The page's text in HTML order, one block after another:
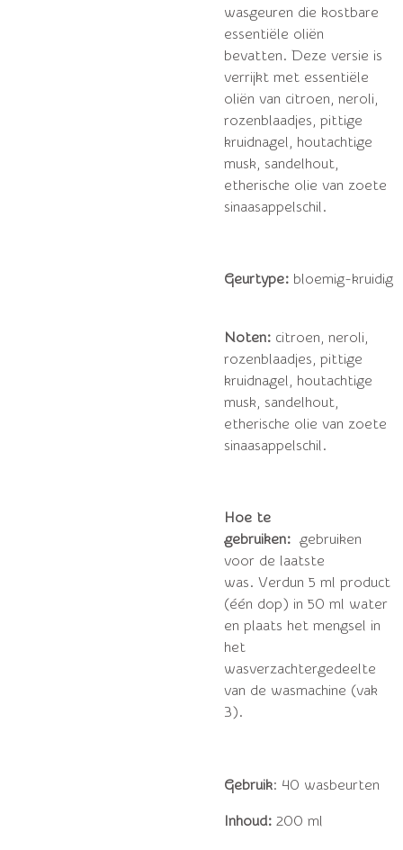
wasgeuren die kostbare
essentiële oliën
bevatten. Deze versie is
verrijkt met essentiële
oliën van citroen, neroli,
rozenblaadjes, pittige
kruidnagel, houtachtige
musk, sandelhout,
etherische olie van zoete
sinaasappelschil.
Geurtype: bloemig-kruidig
​​Noten: citroen, neroli,
rozenblaadjes, pittige
kruidnagel, houtachtige
musk, sandelhout,
etherische olie van zoete
sinaasappelschil.
Hoe te
gebruiken: gebruiken
voor de laatste
was. Verdun 5 ml product
(één dop) in 50 ml water
en plaats het mengsel in
het
wasverzachtergedeelte
van de wasmachine (vak
3).
Gebruik: 40 wasbeurten
Inhoud: 200 ml